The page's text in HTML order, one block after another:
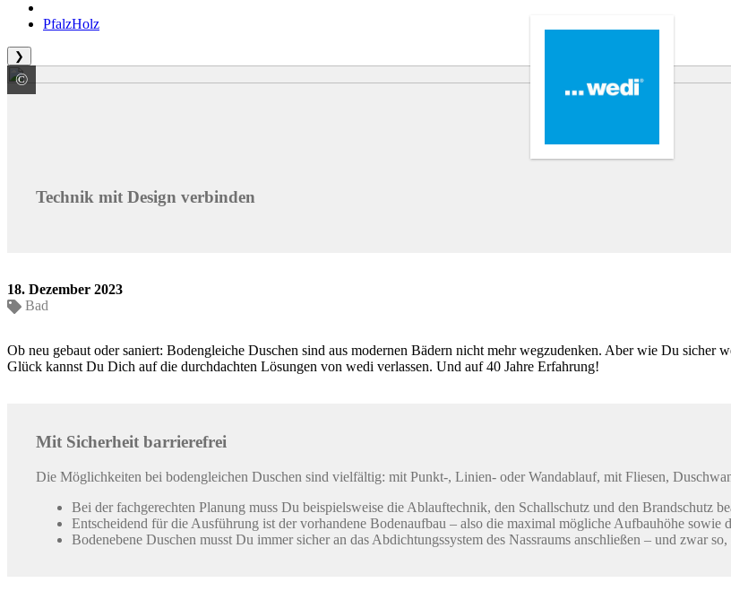
PfalzHolz
❯
© ARDEX GmbH
Technik mit Design verbinden
18. Dezember 2023
Bad
Ob neu gebaut oder saniert: Bodengleiche Duschen sind aus modernen Bädern nicht mehr wegzudenken. Aber wie Du
Glück kannst Du Dich auf die durchdachten Lösungen von wedi verlassen. Und auf 40 Jahre Erfahrung!
Mit Sicherheit barrierefrei
Die Möglichkeiten bei bodengleichen Duschen sind vielfältig: mit Punkt-, Linien- oder Wandablauf, mit Fliesen,
Bei der fachgerechten Planung muss Du beispielsweise die Ablauftechnik, den Schallschutz und den Brandschutz
Entscheidend für die Ausführung ist der vorhandene Bodenaufbau – also die maximal mögliche Aufbauhöhe sowie
Bodenebene Duschen musst Du immer sicher an das Abdichtungssystem des Nassraums anschließen – und zwar